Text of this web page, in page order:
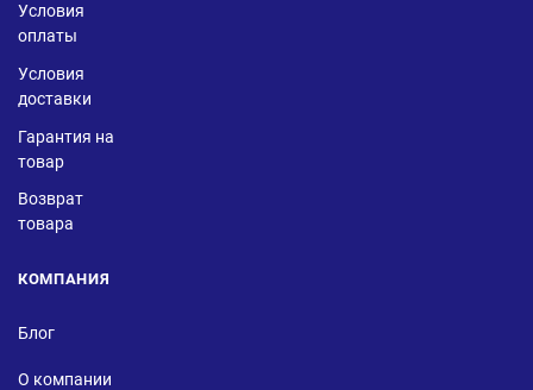
Условия
оплаты
Условия
доставки
Гарантия на
товар
Возврат
товара
КОМПАНИЯ
Блог
О компании